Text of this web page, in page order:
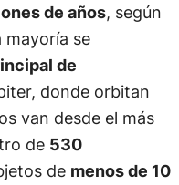
de años, según
mayoría se
de
donde orbitan
van desde el más
de 530
de menos de 10